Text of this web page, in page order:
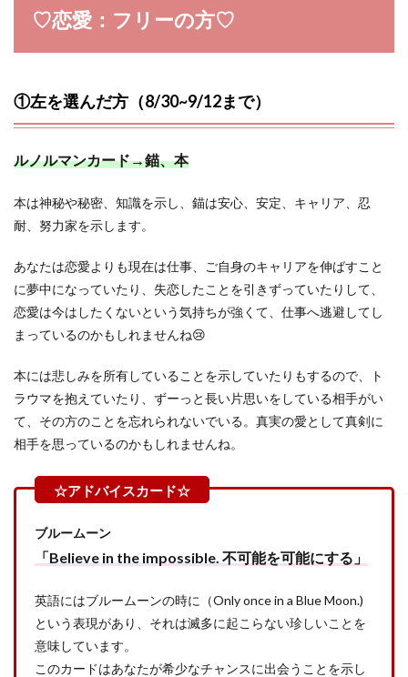
♡恋愛：フリーの方♡
①左を選んだ方（8/30~9/12まで）
ルノルマンカード→錨、本
本は神秘や秘密、知識を示し、錨は安心、安定、キャリア、忍
耐、努力家を示します。
あなたは恋愛よりも現在は仕事、ご自身のキャリアを伸ばすこと
に夢中になっていたり、失恋したことを引きずっていたりして、
恋愛は今はしたくないという気持ちが強くて、仕事へ逃避してし
まっているのかもしれませんね😢
本には悲しみを所有していることを示していたりもするので、ト
ラウマを抱えていたり、ずーっと長い片思いをしている相手がい
て、その方のことを忘れられないでいる。真実の愛として真剣に
相手を思っているのかもしれませんね。
ブルームーン
「Believe in the impossible. 不可能を可能にする」
英語にはブルームーンの時に（Only once in a Blue Moon.)
という表現があり、それは滅多に起こらない珍しいことを
意味しています。
このカードはあなたが希少なチャンスに出会うことを示し